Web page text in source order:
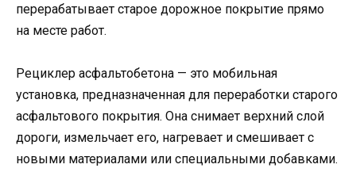
перерабатывает старое дорожное покрытие прямо
на месте работ.
Рециклер асфальтобетона — это мобильная
установка, предназначенная для переработки старого
асфальтового покрытия. Она снимает верхний слой
дороги, измельчает его, нагревает и смешивает с
новыми материалами или специальными добавками.